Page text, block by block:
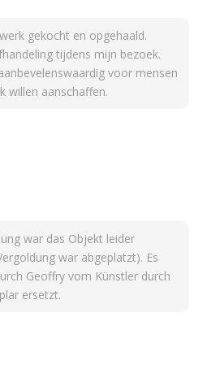
gekocht en opgehaald.
tijdens mijn bezoek.
voor mensen
willen aanschaffen.
war das Objekt leider
war abgeplatzt). Es
Geoffry vom Künstler durch
ersetzt.